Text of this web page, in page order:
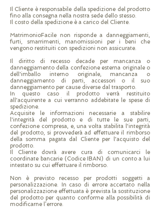
Il Cliente è responsabile della spedizione del prodotto
fino alla consegna nella nostra sede dello stesso.
Il costo della spedizione è a carico del Cliente.
MatrimonioFacile non risponde a danneggiamenti,
furti, smarrimenti, manomissioni per i beni che
vengono restituiti con spedizioni non assicurate.
Il diritto di recesso decade per mancanza o
danneggiamento della confezione esterna originale o
dell'imballo interno originale, mancanza o
danneggiamento di parti, accessori o il suo
danneggiamento per cause diverse dal trasporto.
In questo caso il prodotto verrà restituito
all'acquirente a cui verranno addebitate le spese di
spedizione.
Acquisite le informazioni necessarie a stabilire
l'integrità del prodotto e di tutte le sue parti,
confezione compresa, e, una volta stabilita l'integrità
del prodotto, si provvederà ad effettuare il rimborso
della somma pagata dal Cliente per l'acquisto del
prodotto.
Il Cliente dovrà avere cura di comunicarci le
coordinate bancarie (Codice IBAN) di un conto a lui
intestato su cui effettuare il rimborso.
Non è previsto recesso per prodotti soggetti a
personalizzazione. In caso di errore accertato nella
personalizzazione effettuata è prevista la sostituzione
del prodotto per quanto conforme alla possibilità di
modificarne l’errore.